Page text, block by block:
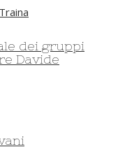
dei gruppi
Davide